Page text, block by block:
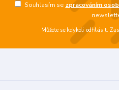
Souhlasím se zpracováním
Můžete se kdykoli odhlásit.